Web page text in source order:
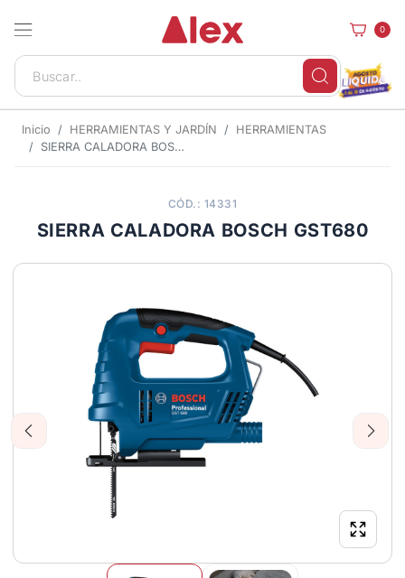
0
Inicio HERRAMIENTAS Y JARDÍN
HERRAMIENTAS
SIERRA CALADORA BOSCH GST680
CÓD.: 14331
SIERRA CALADORA BOSCH GST680
Previous Next